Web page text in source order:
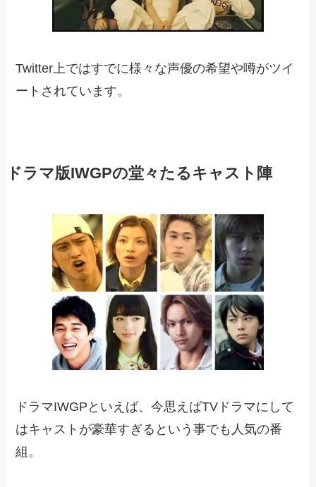
Twitter上ではすでに様々な声優の希望や噂がツイ
ートされています。
ドラマ版IWGPの堂々たるキャスト陣
ドラマIWGPといえば、今思えばTVドラマにして
はキャストが豪華すぎるという事でも人気の番
組。